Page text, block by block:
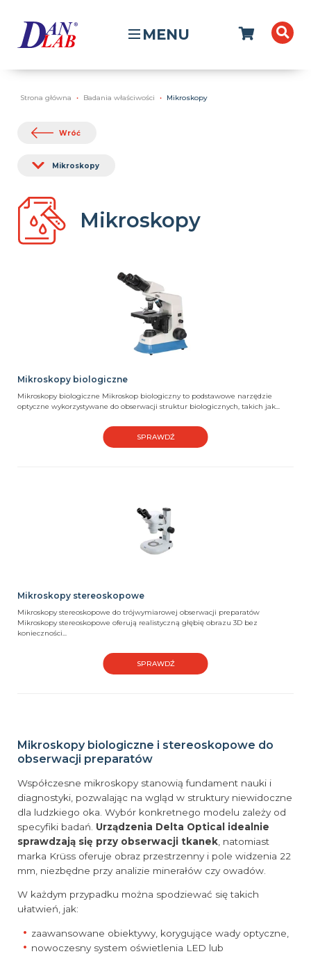
MENU
Strona główna Badania właściwości Mikroskopy
Wróć
Mikroskopy
Mikroskopy
Mikroskopy biologiczne
Mikroskopy biologiczne Mikroskop biologiczny to podstawowe narzędzie
optyczne wykorzystywane do obserwacji struktur biologicznych, takich jak...
SPRAWDŹ
Mikroskopy stereoskopowe
Mikroskopy stereoskopowe do trójwymiarowej obserwacji preparatów
Mikroskopy stereoskopowe oferują realistyczną głębię obrazu 3D bez
konieczności...
SPRAWDŹ
Mikroskopy biologiczne i stereoskopowe do
obserwacji preparatów
Współczesne mikroskopy stanowią fundament nauki i
diagnostyki, pozwalając na wgląd w struktury niewidoczne
dla ludzkiego oka. Wybór konkretnego modelu zależy od
specyfiki badań. Urządzenia Delta Optical idealnie
sprawdzają się przy obserwacji tkanek , natomiast
marka Krüss oferuje obraz przestrzenny i pole widzenia 22
mm, niezbędne przy analizie minerałów czy owadów.
W każdym przypadku można spodziewać się takich
ułatwień, jak:
zaawansowane obiektywy, korygujące wady optyczne,
nowoczesny system oświetlenia LED lub